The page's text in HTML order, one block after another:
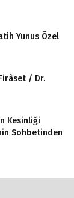
Yunus Özel
/ Dr.
Kesinliği
Sohbetinden